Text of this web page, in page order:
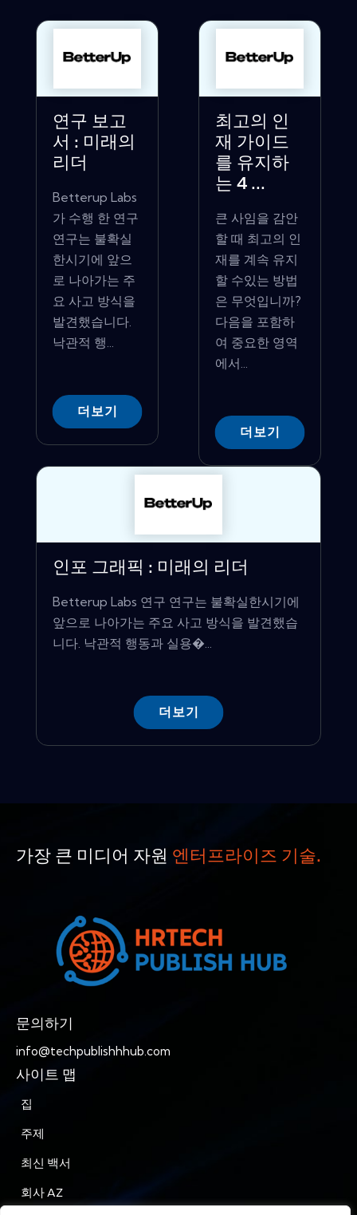
연구 보고
서 : 미래의
리더
Betterup Labs
가 수행 한 연구
연구는 불확실
한시기에 앞으
로 나아가는 주
요 사고 방식을
발견했습니다.
낙관적 행...
더보기
최고의 인
재 가이드
를 유지하
는 4 ...
큰 사임을 감안
할 때 최고의 인
재를 계속 유지
할 수있는 방법
은 무엇입니까?
다음을 포함하
여 중요한 영역
에서...
더보기
인포 그래픽 : 미래의 리더
Betterup Labs 연구 연구는 불확실한시기에
앞으로 나아가는 주요 사고 방식을 발견했습
니다. 낙관적 행동과 실용�...
더보기
가장 큰 미디어 자원 엔터프라이즈 기술.
문의하기
info@techpublishhhub.com
사이트 맵
집
주제
최신 백서
회사 AZ